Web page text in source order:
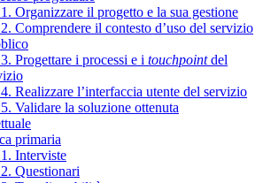
Organizzare il progetto e la sua gestione
Comprendere il contesto d’uso del servizio
Progettare i processi e i touchpointdel
Realizzare l’interfaccia utente del servizio
Validare la soluzione ottenuta
primaria
Interviste
Questionari